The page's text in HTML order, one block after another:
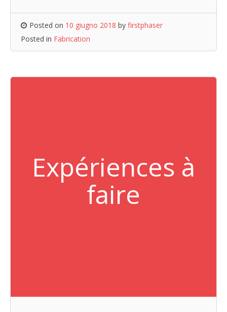
Posted on 10 giugno 2018 by firstphaser
Posted in Fabrication
Expériences à
faire